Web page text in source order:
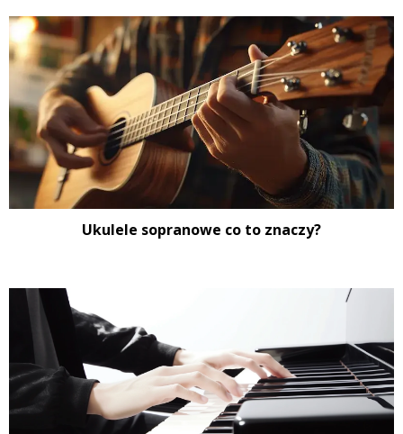
Ukulele sopranowe co to znaczy?